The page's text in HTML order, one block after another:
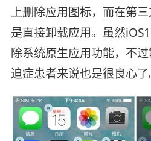
上删除应用图标，而在第
是直接卸载应用。虽然
除系统原生应用功能，不
迫症患者来说也是很良心了